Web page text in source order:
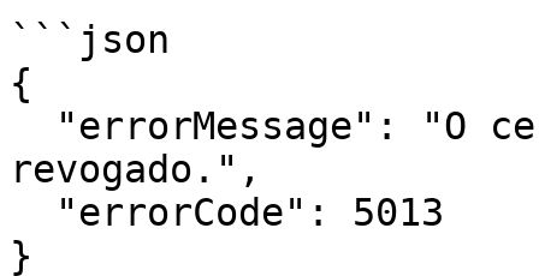
```json
{
revogado.",
}